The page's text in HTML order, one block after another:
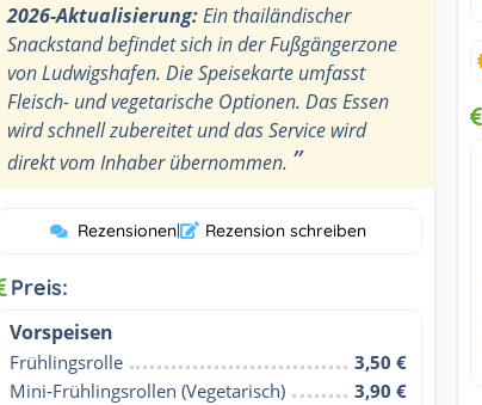
2026-Aktualisierung:Ein thailändischer
Snackstand befindet sich in der Fußgängerzone
von Ludwigshafen. Die Speisekarte umfasst
Fleisch- und vegetarische Optionen. Das Essen
wird schnell zubereitet und das Service wird
direkt vom Inhaber übernommen. ”
Rezensionen| Rezension schreiben
Preis:
Vorspeisen
Frühlingsrolle
3,50 €
Mini-Frühlingsrollen (Vegetarisch)
3,90 €